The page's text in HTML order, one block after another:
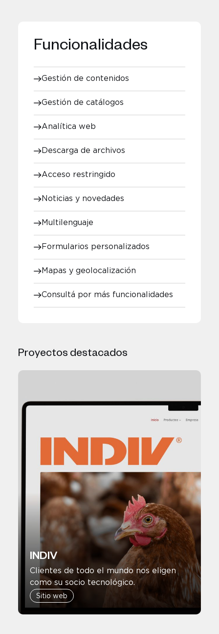
Funcionalidades
Gestión de contenidos
Gestión de catálogos
Analítica web
Descarga de archivos
Acceso restringido
Noticias y novedades
Multilenguaje
Formularios personalizados
Mapas y geolocalización
Consultá por más funcionalidades
Proyectos destacados
INDIV
Clientes de todo el mundo nos eligen
como su socio tecnológico.
Sitio web